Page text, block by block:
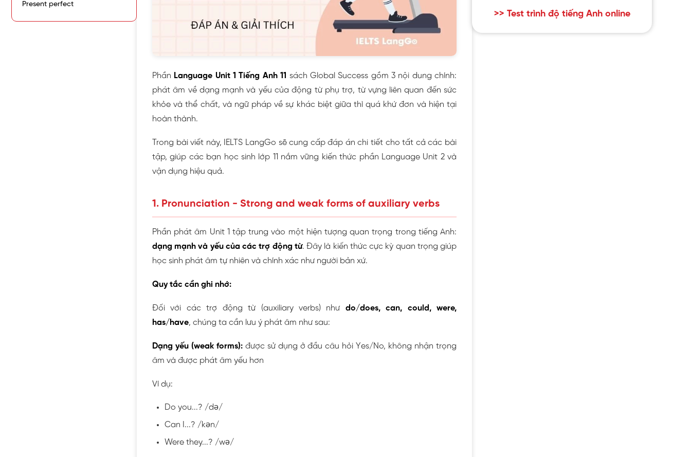
Present perfect
Phần Language Unit 1 Tiếng Anh 11 sách Global Success gồm 3 nội dung chính:
phát âm về dạng mạnh và yếu của động từ phụ trợ, từ vựng liên quan đến sức
khỏe và thể chất, và ngữ pháp về sự khác biệt giữa thì quá khứ đơn và hiện tại
hoàn thành.
Trong bài viết này, IELTS LangGo sẽ cung cấp đáp án chi tiết cho tất cả các bài
tập, giúp các bạn học sinh lớp 11 nắm vững kiến thức phần Language Unit 2 và
vận dụng hiệu quả.
1. Pronunciation - Strong and weak forms of auxiliary verbs
Phần phát âm Unit 1 tập trung vào một hiện tượng quan trọng trong tiếng Anh:
dạng mạnh và yếu của các trợ động từ. Đây là kiến thức cực kỳ quan trọng giúp
học sinh phát âm tự nhiên và chính xác như người bản xứ.
Quy tắc cần ghi nhớ:
Đối với các trợ động từ (auxiliary verbs) như do/does, can, could, were,
has/have, chúng ta cần lưu ý phát âm như sau:
Dạng yếu (weak forms):được sử dụng ở đầu câu hỏi Yes/No, không nhận trọng
âm và được phát âm yếu hơn
Ví dụ:
Do you...? /də/
Can I...? /kən/
Were they...? /wə/
>> Test trình độ tiếng Anh online